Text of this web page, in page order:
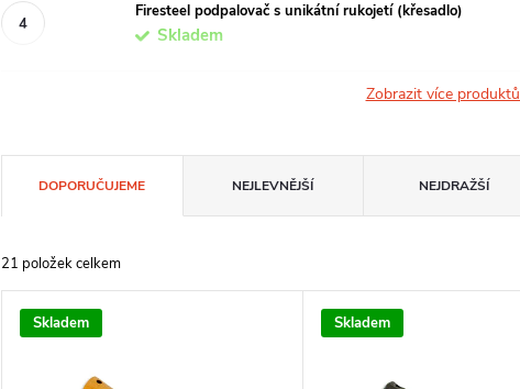
Firesteel podpalovač s unikátní rukojetí (křesadlo)
Skladem
Zobrazit více produktů
a
z
e
DOPORUČUJEME NEJLEVNĚJŠÍ NEJDRAŽŠÍ
21 položek celkem
VSkladem Skladem